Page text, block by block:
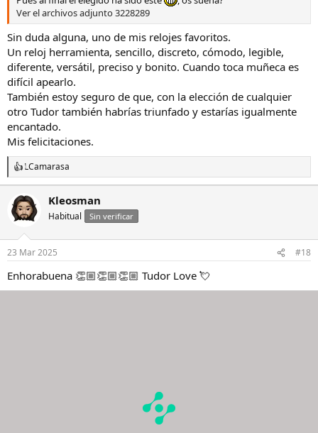
Ver el archivos adjunto 3228289
Sin duda alguna, uno de mis relojes favoritos.
Un reloj herramienta, sencillo, discreto, cómodo, legible,
diferente, versátil, preciso y bonito. Cuando toca muñeca es
difícil apearlo.
También estoy seguro de que, con la elección de cualquier
otro Tudor también habrías triunfado y estarías igualmente
encantado.
Mis felicitaciones.
R
e
c
c
o
n
e
s
LCamarasa
Kleosman
Habitual Sin verificar
23 Mar 2025 #18
Enhorabuena 👏🏼👏🏼👏🏼 Tudor Love 💘